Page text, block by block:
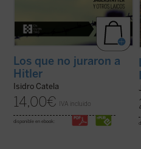
Los que no juraron a
Hitler
Isidro Catela
14,00€ IVA incluido
disponible en ebook: